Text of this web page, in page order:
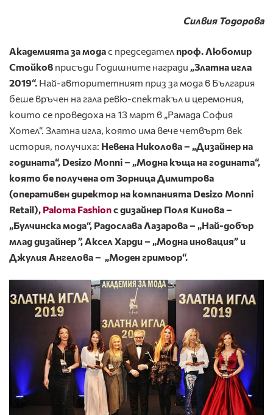
Силвия Тодорова
Академията за модас председател проф. Любомир
Стойков присъди Годишните награди „Златна игла
2019“. Най-авторитетният приз за мода в България
беше връчен на гала ревю-спектакъл и церемония,
които се проведоха на 13 март в „Рамада София
Хотел“. Златна игла, която има вече четвърт век
история, получиха: Невена Николова – „Дизайнер на
годината“, Desizo Monni – „Модна къща на годината“,
която бе получена от Зорница Димитрова
(оперативен директор на компанията Desizo Monni
Retail), Paloma Fashionс дизайнер Поля Кинова –
„Булчинска мода“, Радослава Лазарова – „Най-добър
млад дизайнер ”, Аксел Харди – „Модна иновация” и
Джулия Ангелова – „Моден гримьор“.